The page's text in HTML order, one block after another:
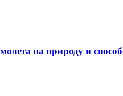
на природу и